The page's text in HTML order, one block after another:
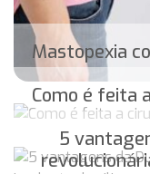
Mastopexia
Como é feita
5